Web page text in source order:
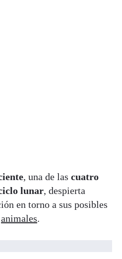
, una de las cuatro
lunar, despierta
en torno a sus posibles
animales.